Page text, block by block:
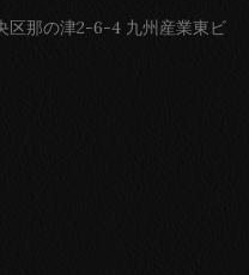
区那の津2-6-4 九州産業東ビ